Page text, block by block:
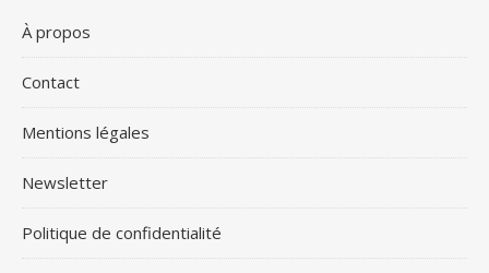
À propos
Contact
Mentions légales
Newsletter
Politique de confidentialité